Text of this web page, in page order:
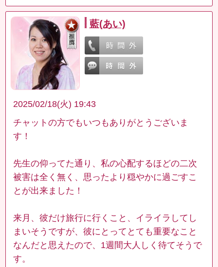
藍(あい)
2025/02/18(火) 19:43
チャットの方でもいつもありがとうございま
す！
先生の仰ってた通り、私の心配するほどの二次
被害は全く無く、思ったより穏やかに過ごすこ
とが出来ました！
来月、彼だけ旅行に行くこと、イライラしてし
まいそうですが、彼にとってとても重要なこと
なんだと思えたので、1週間大人しく待てそうで
す。